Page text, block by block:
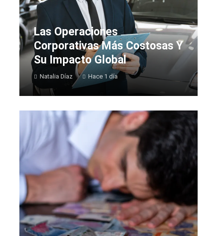
Las Operaciones
Corporativas Más Costosas Y
Su Impacto Global
Natalia Díaz Hace 1 día